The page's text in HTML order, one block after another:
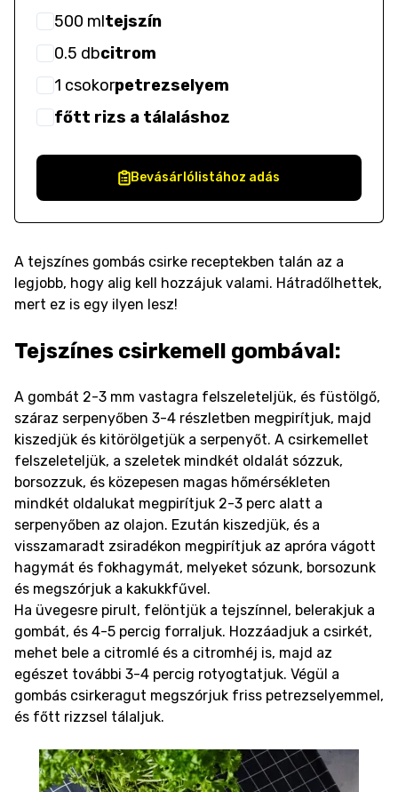
500 mltejszín
0.5 dbcitrom
1 csokorpetrezselyem
főtt rizs a tálaláshoz
Bevásárlólistához adás
A tejszínes gombás csirke receptekben talán az a
legjobb, hogy alig kell hozzájuk valami. Hátradőlhettek,
mert ez is egy ilyen lesz!
Tejszínes csirkemell gombával:
A gombát 2-3 mm vastagra felszeleteljük, és füstölgő,
száraz serpenyőben 3-4 részletben megpirítjuk, majd
kiszedjük és kitörölgetjük a serpenyőt. A csirkemellet
felszeleteljük, a szeletek mindkét oldalát sózzuk,
borsozzuk, és közepesen magas hőmérsékleten
mindkét oldalukat megpirítjuk 2-3 perc alatt a
serpenyőben az olajon. Ezután kiszedjük, és a
visszamaradt zsiradékon megpirítjuk az apróra vágott
hagymát és fokhagymát, melyeket sózunk, borsozunk
és megszórjuk a kakukkfűvel.
Ha üvegesre pirult, felöntjük a tejszínnel, belerakjuk a
gombát, és 4-5 percig forraljuk. Hozzáadjuk a csirkét,
mehet bele a citromlé és a citromhéj is, majd az
egészet további 3-4 percig rotyogtatjuk. Végül a
gombás csirkeragut megszórjuk friss petrezselyemmel,
és főtt rizzsel tálaljuk.